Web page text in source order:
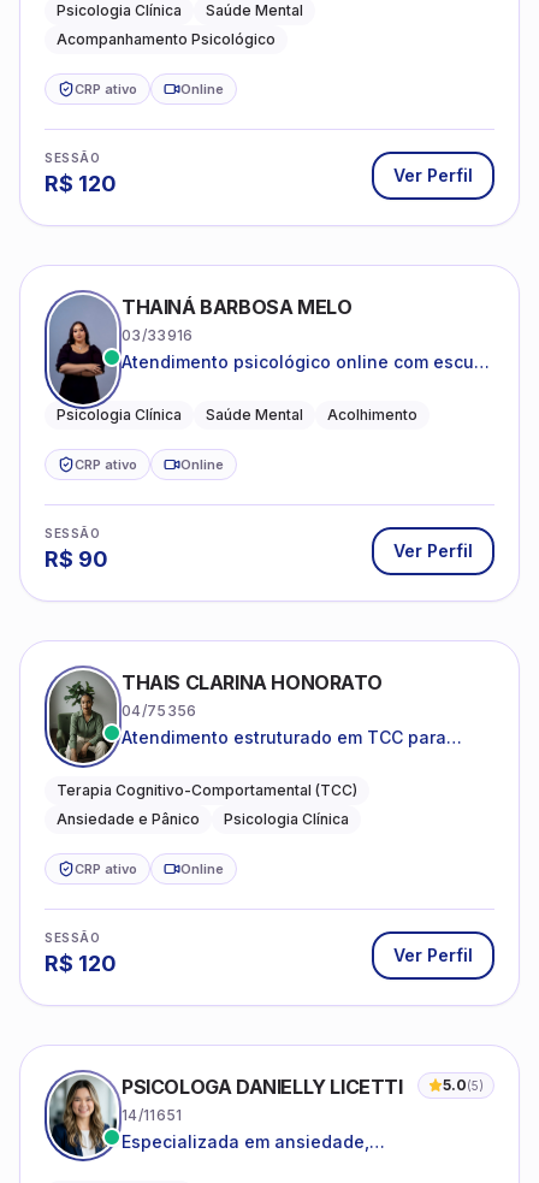
Psicologia Clínica
Saúde Mental
Acompanhamento Psicológico
CRP ativo Online
SESSÃO
R$ 120 Ver Perfil
THAINÁ BARBOSA MELO
03/33916
Atendimento psicológico online com escuta
emocional
Psicologia Clínica Saúde Mental Acolhimento
CRP ativo Online
SESSÃO
R$ 90 Ver Perfil
THAIS CLARINA HONORATO
04/75356
Atendimento estruturado em TCC para
excessiva
Terapia Cognitivo-Comportamental (TCC)
Ansiedade e Pânico
Psicologia Clínica
CRP ativo Online
SESSÃO
R$ 120 Ver Perfil
PSICOLOGA DANIELLY LICETTI 5.0(5)
14/11651
Especializada em ansiedade,